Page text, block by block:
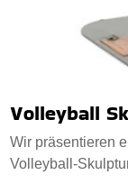
Volleyball
Wir präsentieren
Volleyball-